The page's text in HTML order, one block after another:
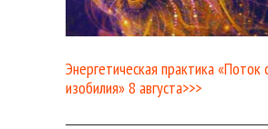
Энергетическая практика «Поток
изобилия» 8 августа>>>